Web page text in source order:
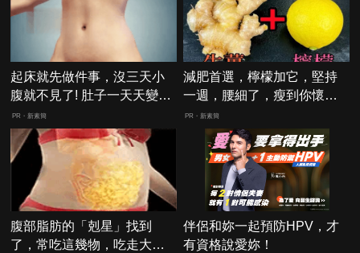
起床就先做件事，沒三天小
腹就不見了! 肚子一天天變
小！
PR・新素簡
減肥首選，檸檬加它，堅持
一週，腰細了，瘦到你懷疑
人生
PR・新素簡
腹部脂肪的「剋星」找到
了，常吃這幾物，吃走大肚
伴侶和妳一起預防HPV，才
有資格說愛妳！